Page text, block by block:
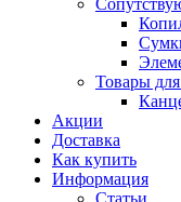
Товары
Акции
Доставка
Как купить
Информация
Статьи